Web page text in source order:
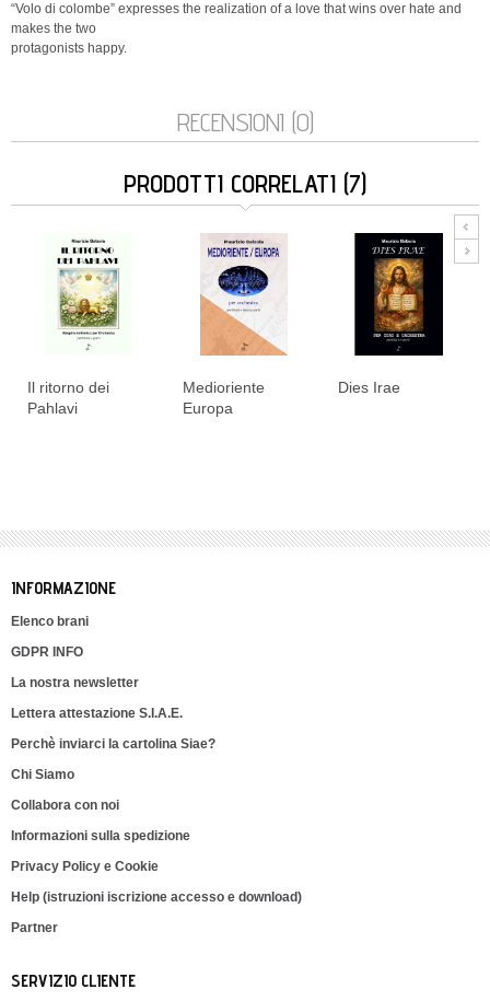
“Volo di colombe” expresses the realization of a love that wins over hate and
makes the two
protagonists happy.
RECENSIONI (0)
PRODOTTI CORRELATI (7)
Il ritorno dei
Pahlavi
Medioriente
Europa
Dies Irae
INFORMAZIONE
Elenco brani
GDPR INFO
La nostra newsletter
Lettera attestazione S.I.A.E.
Perchè inviarci la cartolina Siae?
Chi Siamo
Collabora con noi
Informazioni sulla spedizione
Privacy Policy e Cookie
Help (istruzioni iscrizione accesso e download)
Partner
SERVIZIO CLIENTE